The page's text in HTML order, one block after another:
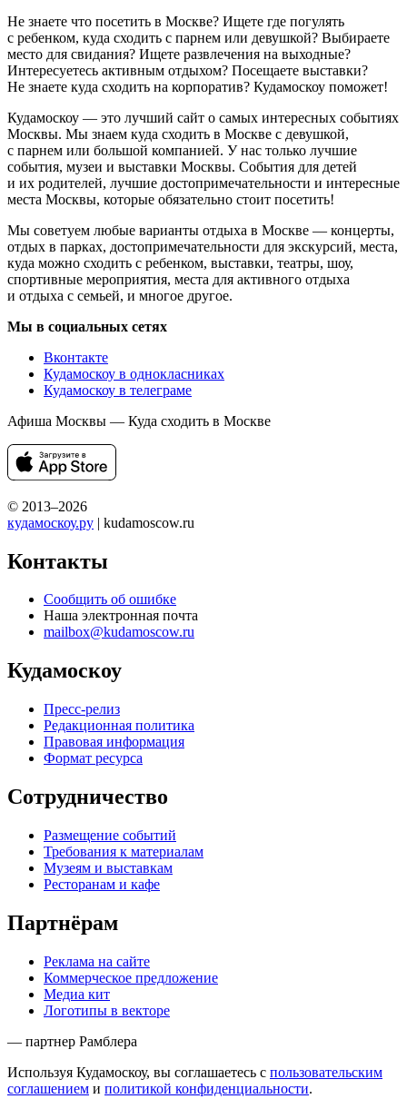
Не знаете что посетить в Москве? Ищете где погулять
с ребенком, куда сходить с парнем или девушкой? Выбираете
место для свидания? Ищете развлечения на выходные?
Интересуетесь активным отдыхом? Посещаете выставки?
Не знаете куда сходить на корпоратив? Кудамоскоу поможет!
Кудамоскоу — это лучший сайт о самых интересных событиях
Москвы. Мы знаем куда сходить в Москве с девушкой,
с парнем или большой компанией. У нас только лучшие
события, музеи и выставки Москвы. События для детей
и их родителей, лучшие достопримечательности и интересные
места Москвы, которые обязательно стоит посетить!
Мы советуем любые варианты отдыха в Москве — концерты,
отдых в парках, достопримечательности для экскурсий, места,
куда можно сходить с ребенком, выставки, театры, шоу,
спортивные мероприятия, места для активного отдыха
и отдыха с семьей, и многое другое.
Мы в социальных сетях
Вконтакте
Кудамоскоу в однокласниках
Кудамоскоу в телеграме
Афиша Москвы — Куда сходить в Москве
© 2013–2026
кудамоскоу.ру | kudamoscow.ru
Контакты
Сообщить об ошибке
Наша электронная почта
mailbox@kudamoscow.ru
Кудамоскоу
Пресс-релиз
Редакционная политика
Правовая информация
Формат ресурса
Сотрудничество
Размещение событий
Требования к материалам
Музеям и выставкам
Ресторанам и кафе
Партнёрам
Реклама на сайте
Коммерческое предложение
Медиа кит
Логотипы в векторе
— партнер Рамблера
Используя Кудамоскоу, вы соглашаетесь с пользовательским
соглашением и политикой конфиденциальности.